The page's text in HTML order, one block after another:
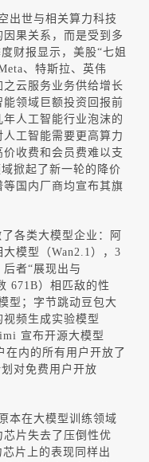
出世与相关算力科技
果关系，而是受到多
财报显示，美股“七姐
、特斯拉、英伟
云服务业务供给增长
领域巨额投资回报前
人工智能行业泡沫的
工智能需要更高算力
收费和会员费难以支
掀起了新一轮的降价
国内厂商均宣布其旗
各类大模型企业：阿
大模型（Wan2.1 ）， 3
后者“展现出与
671B）相匹敌的性
型；字节跳动豆包大
频生成实验模型
宣布开源大模型
在内的所有用户开放了
对免费用户开放
本在大模型训练领域
片失去了压倒性优
片上的表现同样出